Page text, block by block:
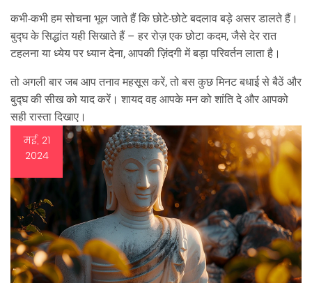
कभी-कभी हम सोचना भूल जाते हैं कि छोटे-छोटे बदलाव बड़े असर डालते हैं।
बुद्घ के सिद्धांत यही सिखाते हैं – हर रोज़ एक छोटा कदम, जैसे देर रात
टहलना या ध्येय पर ध्यान देना, आपकी ज़िंदगी में बड़ा परिवर्तन लाता है।
तो अगली बार जब आप तनाव महसूस करें, तो बस कुछ मिनट बधाई से बैठें और
बुद्घ की सीख को याद करें। शायद वह आपके मन को शांति दे और आपको
सही रास्ता दिखाए।
मई, 21
2024